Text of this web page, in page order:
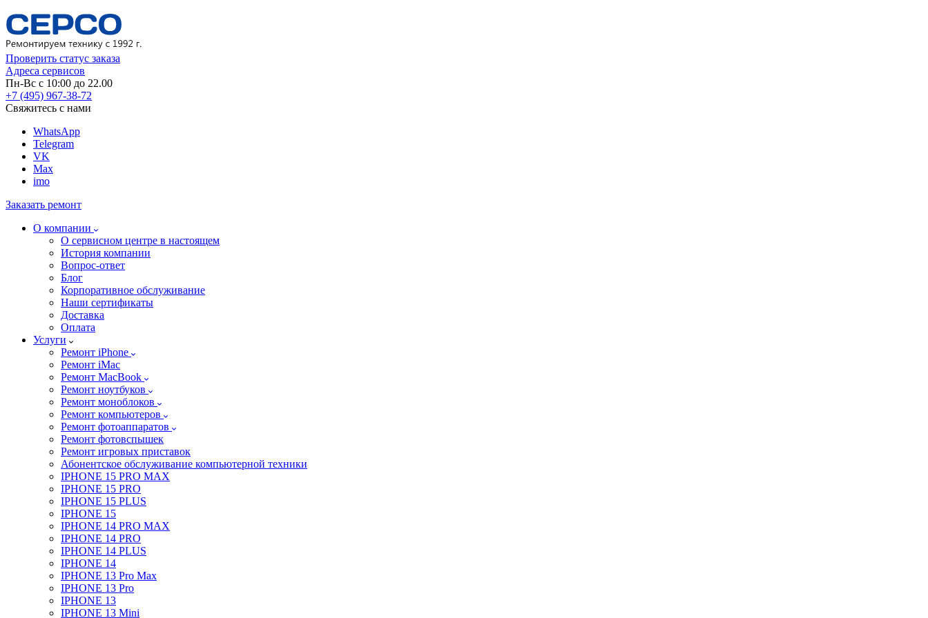
Проверить статус заказа
Адреса сервисов
Пн-Вс с 10:00 до 22.00
+7 (495) 967-38-72
Свяжитесь с нами
WhatsApp
Telegram
VK
Max
imo
Заказать ремонт
О компании
О сервисном центре в настоящем
История компании
Вопрос-ответ
Блог
Корпоративное обслуживание
Наши сертификаты
Доставка
Оплата
Услуги
Ремонт iPhone
Ремонт iMac
Ремонт MacBook
Ремонт ноутбуков
Ремонт моноблоков
Ремонт компьютеров
Ремонт фотоаппаратов
Ремонт фотовспышек
Ремонт игровых приставок
Абонентское обслуживание компьютерной техники
IPHONE 15 PRO MAX
IPHONE 15 PRO
IPHONE 15 PLUS
IPHONE 15
IPHONE 14 PRO MAX
IPHONE 14 PRO
IPHONE 14 PLUS
IPHONE 14
IPHONE 13 Pro Max
IPHONE 13 Pro
IPHONE 13
IPHONE 13 Mini